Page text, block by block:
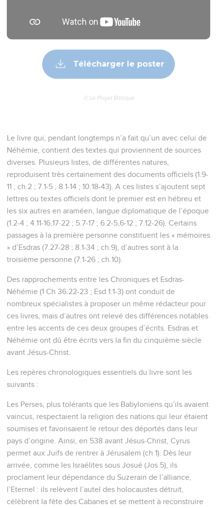
Télécharger le poster
© Le Projet Biblique
Le livre qui, pendant longtemps n’a fait qu’un avec celui de
Néhémie, contient des textes qui proviennent de sources
diverses. Plusieurs listes, de différentes natures,
reproduisent très certainement des documents officiels (1.9-
11 ; ch.2 ; 7.1-5 ; 8.1-14 ; 10.18-43). A ces listes s’ajoutent sept
lettres ou textes officiels dont le premier est en hébreu et
les six autres en araméen, langue diplomatique de l’époque
(1.2-4 ; 4.11-16,17-22 ; 5.7-17 ; 6.2-5,6-12 ; 7.12-26). Certains
passages à la première personne constituent les « mémoires
» d’Esdras (7.27-28 ; 8.1-34 ; ch.9), d’autres sont à la
troisième personne (7.1-26 ; ch.10).
Des rapprochements entre les Chroniques et Esdras-
Néhémie (1 Ch 36.22-23 ; Esd 1.1-3) ont conduit de
nombreux spécialistes à proposer un même rédacteur pour
ces livres, mais d’autres ont relevé des différences notables
entre les accents de ces deux groupes d’écrits. Esdras et
Néhémie ont dû être écrits vers la fin du cinquième siècle
avant Jésus-Christ.
Les repères chronologiques essentiels du livre sont les
suivants :
Les Perses, plus tolérants que les Babyloniens qu’ils avaient
vaincus, respectaient la religion des nations qui leur étaient
soumises et favorisaient le retour des déportés dans leur
pays d’origine. Ainsi, en 538 avant Jésus-Christ, Cyrus
permet aux Juifs de rentrer à Jérusalem (ch.1). Dès leur
arrivée, comme les Israélites sous Josué (Jos 5), ils
proclament leur dépendance du Suzerain de l’alliance,
l’Eternel : ils relèvent l’autel des holocaustes détruit,
célèbrent la fête des Cabanes et se mettent à reconstruire